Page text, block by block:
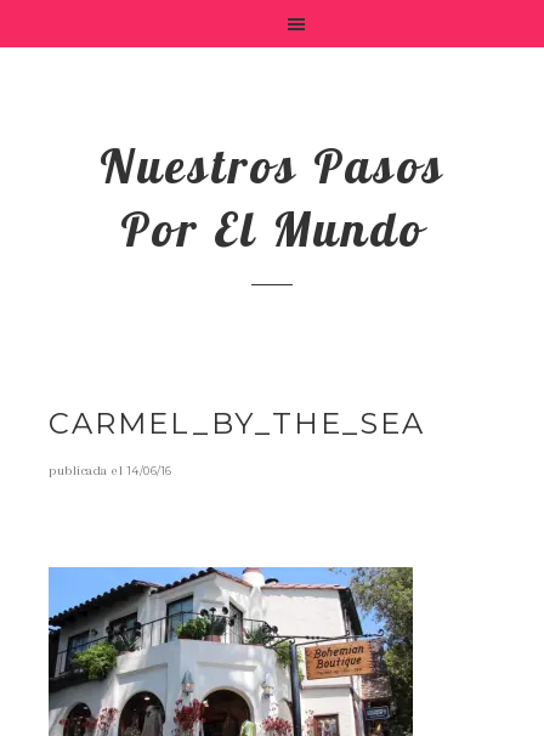
Nuestros Pasos
Por El Mundo
CARMEL_BY_THE_SEA
publicada el14/06/16